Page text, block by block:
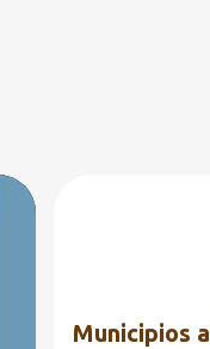
Municipios